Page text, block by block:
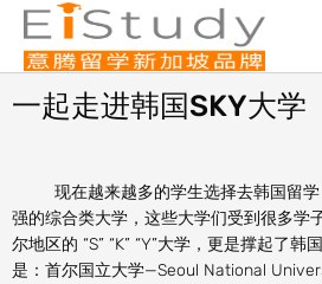
Skip
content
一起走进韩国SKY大学
现在越来越多的学生选择去韩国留学
强的综合类大学，这些大学们受到很多学
尔地区的 “S” “K” “Y”大学，更是撑起了韩
是：首尔国立大学—Seoul National